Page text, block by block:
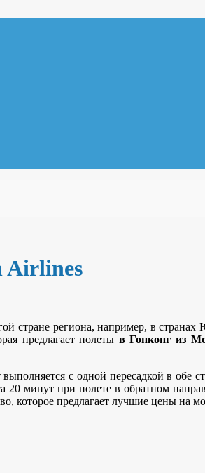
Airlines
стране региона, например, в
предлагает полеты в Гонконг из
с одной пересадкой в обе
20 минут при полете в обратном
которое предлагает лучшие цены на